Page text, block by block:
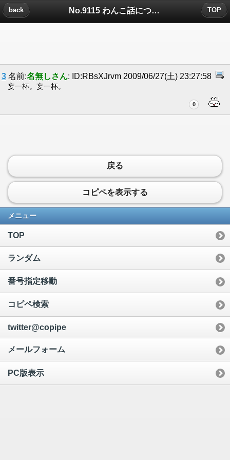
No.9115 わんこ話についたコメント
back TOP
3 名前:名無しさん: ID:RBsXJrvm 2009/06/27(土) 23:27:58
妄一杯。妄一杯。
0
戻る
コピペを表示する
メニュー
TOP
ランダム
番号指定移動
コピペ検索
twitter@copipe
メールフォーム
PC版表示